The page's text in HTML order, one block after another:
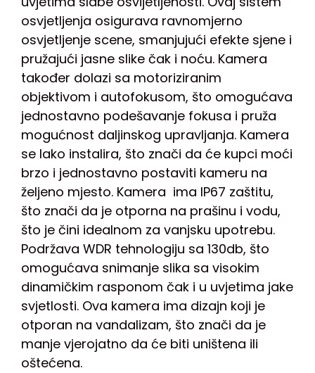
osvjetljenja osigurava ravnomjerno
osvjetljenje scene, smanjujući efekte sjene i
pružajući jasne slike čak i noću. Kamera
također dolazi sa motoriziranim
objektivom i autofokusom, što omogućava
jednostavno podešavanje fokusa i pruža
mogućnost daljinskog upravljanja. Kamera
se lako instalira, što znači da će kupci moći
brzo i jednostavno postaviti kameru na
željeno mjesto. Kamera ima IP67 zaštitu,
što znači da je otporna na prašinu i vodu,
što je čini idealnom za vanjsku upotrebu.
Podržava WDR tehnologiju sa 130db, što
omogućava snimanje slika sa visokim
dinamičkim rasponom čak i u uvjetima jake
svjetlosti. Ova kamera ima dizajn koji je
otporan na vandalizam, što znači da je
manje vjerojatno da će biti uništena ili
oštećena.